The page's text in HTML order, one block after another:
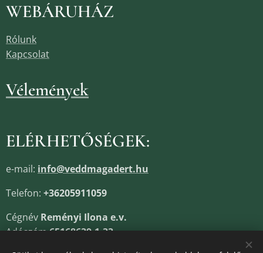
WEBÁRUHÁZ
Rólunk
Kapcsolat
Vélemények
ELÉRHETŐSÉGEK:
e-mail: info@veddmagadert.hu
Telefon: +36205911059
Cégnév Reményi Ilona e.v.
Adószám65168639-1-33